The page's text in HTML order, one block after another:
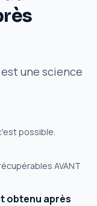
une science
possible.
AVANT
obtenu après